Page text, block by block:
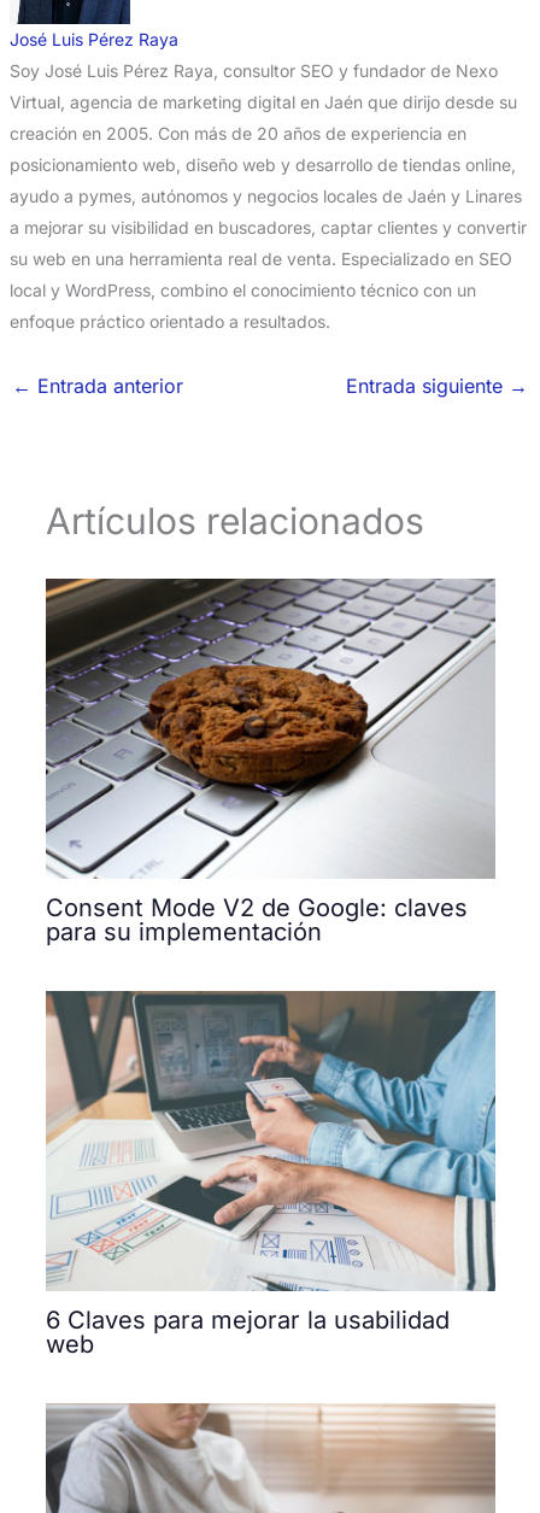
José Luis Pérez Raya
Soy José Luis Pérez Raya, consultor SEO y fundador de Nexo
Virtual, agencia de marketing digital en Jaén que dirijo desde su
creación en 2005. Con más de 20 años de experiencia en
posicionamiento web, diseño web y desarrollo de tiendas online,
ayudo a pymes, autónomos y negocios locales de Jaén y Linares
a mejorar su visibilidad en buscadores, captar clientes y convertir
su web en una herramienta real de venta. Especializado en SEO
local y WordPress, combino el conocimiento técnico con un
enfoque práctico orientado a resultados.
← Entrada anterior Entrada siguiente →
Artículos relacionados
Consent Mode V2 de Google: claves
para su implementación
6 Claves para mejorar la usabilidad
web